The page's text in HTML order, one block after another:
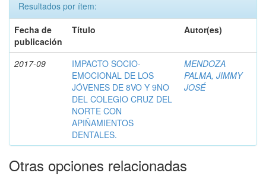
Resultados por ítem:
Fecha de
publicación
Título Autor(es)
2017-09
IMPACTO SOCIO-
EMOCIONAL DE LOS
JÓVENES DE 8VO Y 9NO
DEL COLEGIO CRUZ DEL
NORTE CON
APIÑAMIENTOS
DENTALES.
MENDOZA
PALMA, JIMMY
JOSÉ
Otras opciones relacionadas